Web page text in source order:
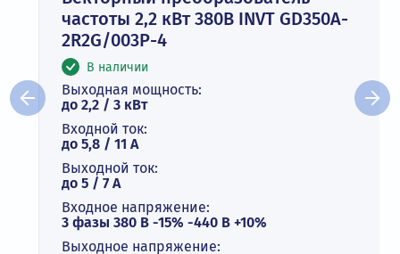
частоты 2,2 кВт 380В INVT GD350A-
2R2G/003P-4
В наличии
Выходная мощность:
до 2,2 / 3 кВт
Входной ток:
до 5,8 / 11 А
Выходной ток:
до 5 / 7 A
Входное напряжение:
3 фазы 380 В -15% -440 В +10%
Выходное напряжение: